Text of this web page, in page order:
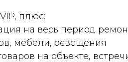
плюс:
на весь период
мебели, освещения
на объекте,